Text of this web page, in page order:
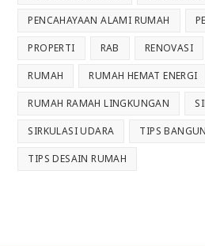
PENCAHAYAAN ALAMI RUMAH
PROPERTI RAB RENOVASI
RUMAH RUMAH HEMAT ENERGI
RUMAH RAMAH LINGKUNGAN
SIRKULASI UDARA TIPS
TIPS DESAIN RUMAH